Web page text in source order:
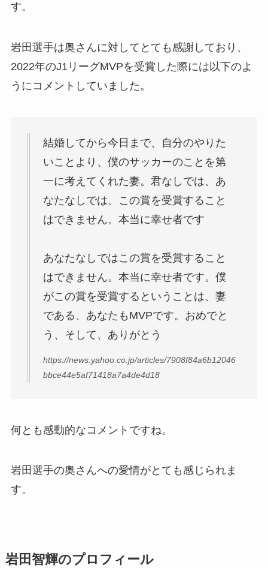
す。
岩田選手は奥さんに対してとても感謝しており、
2022年のJ1リーグMVPを受賞した際には以下のよ
うにコメントしていました。
結婚してから今日まで、自分のやりた
いことより、僕のサッカーのことを第
一に考えてくれた妻。君なしでは、あ
なたなしでは、この賞を受賞すること
はできません。本当に幸せ者です
あなたなしではこの賞を受賞すること
はできません。本当に幸せ者です。僕
がこの賞を受賞するということは、妻
である、あなたもMVPです。おめでと
う、そして、ありがとう
https://news.yahoo.co.jp/articles/7908f84a6b12046
bbce44e5af71418a7a4de4d18
何とも感動的なコメントですね。
岩田選手の奥さんへの愛情がとても感じられま
す。
岩田智輝のプロフィール